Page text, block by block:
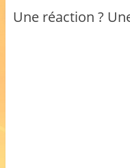
Une réaction ?